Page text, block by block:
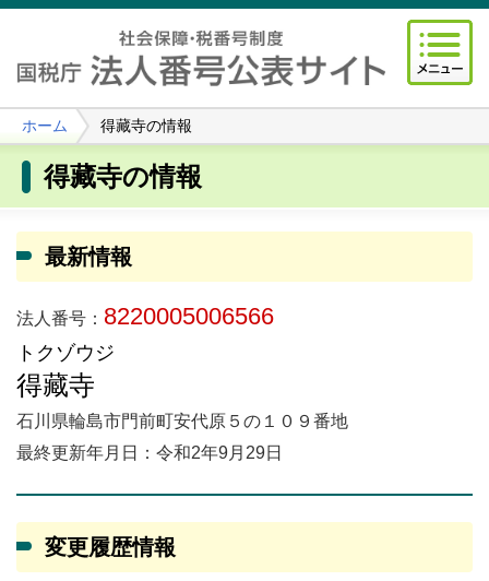
ホーム 得藏寺の情報
得藏寺の情報
最新情報
法人番号： 8220005006566
トクゾウジ
得藏寺
石川県輪島市門前町安代原５の１０９番地
最終更新年月日：令和2年9月29日
変更履歴情報